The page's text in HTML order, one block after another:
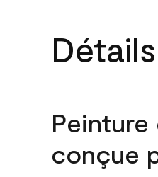
Peinture
conçue